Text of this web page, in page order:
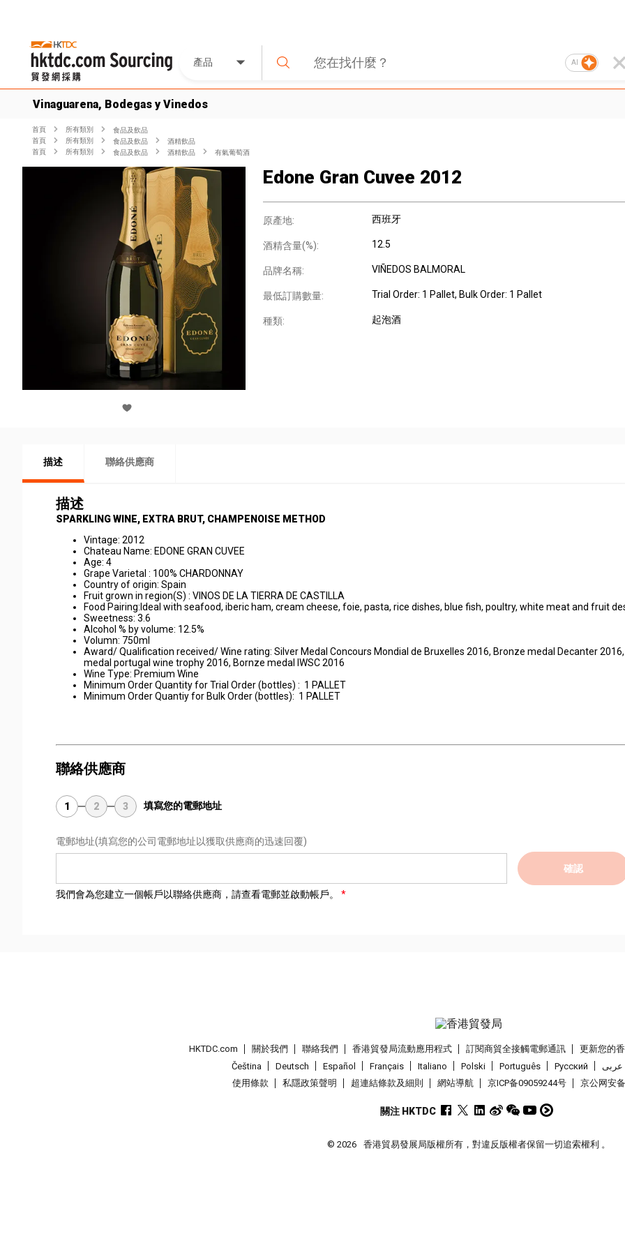
產品 AI
Vinaguarena, Bodegas y Vinedos
首頁 所有類別
食品及飲品
首頁
所有類別 食品及飲品
酒精飲品
首頁
所有類別 食品及飲品 酒精飲品 有氣葡萄酒
Edone Gran Cuvee 2012
原產地: 西班牙
酒精含量(%): 12.5
品牌名稱: VIÑEDOS BALMORAL
最低訂購數量: Trial Order: 1 Pallet, Bulk Order: 1 Pallet
種類: 起泡酒
描述 聯絡供應商
描述
SPARKLING WINE, EXTRA BRUT, CHAMPENOISE METHOD
Vintage: 2012
Chateau Name: EDONE GRAN CUVEE
Age: 4
Grape Varietal : 100% CHARDONNAY
Country of origin: Spain
Fruit grown in region(S) : VINOS DE LA TIERRA DE CASTILLA
Food Pairing:Ideal with seafood, iberic ham, cream cheese, foie, pasta, rice dishes, blue fish, poultry, white meat and fruit
Sweetness: 3.6
Alcohol % by volume: 12.5%
Volumn: 750ml
Award/ Qualification received/ Wine rating: Silver Medal Concours Mondial de Bruxelles 2016, Bronze medal Decanter
medal portugal wine trophy 2016, Bornze medal IWSC 2016
Wine Type: Premium Wine
Minimum Order Quantity for Trial Order (bottles) : 1 PALLET
Minimum Order Quantiy for Bulk Order (bottles): 1 PALLET
聯絡供應商
1 2 3 填寫您的電郵地址
電郵地址(填寫您的公司電郵地址以獲取供應商的迅速回覆)
確認
我們會為您建立一個帳戶以聯絡供應商，請查看電郵並啟動帳戶。
HKTDC.com 關於我們 聯絡我們 香港貿發局流動應用程式 訂閱商貿全接觸電郵通訊 更新您的
Čeština
Deutsch Español Français Italiano Polski Português Pусский عربى
使用條款
私隱政策聲明 超連結條款及細則 網站導航 京ICP备09059244号 京公网安
關注 HKTDC
© 2026 香港貿易發展局版權所有，對違反版權者保留一切追索權利 。